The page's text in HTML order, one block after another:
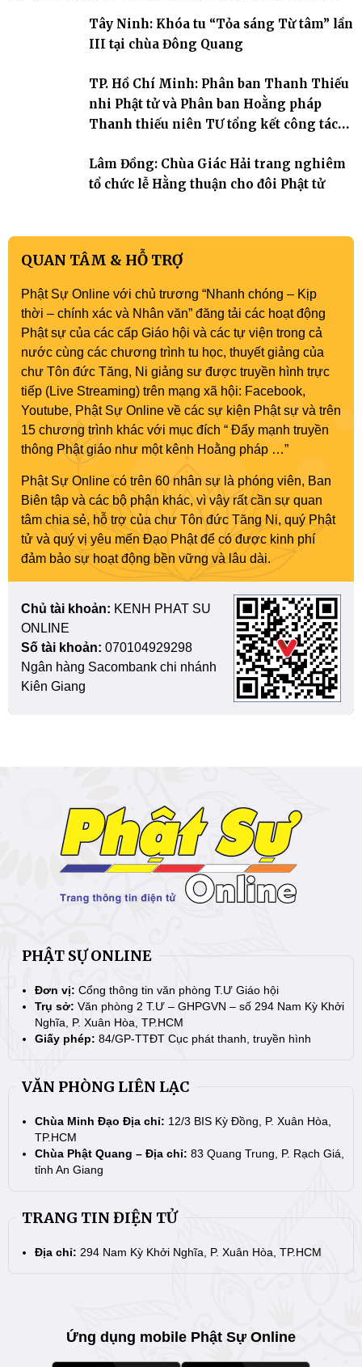
cho hơn 60 tu sinh.Tây Ninh: Khóa tu “Tỏa sáng Từ tâm” lần
III tại chùa Đông Quang
TP. Hồ Chí Minh: Phân ban Thanh Thiếu
nhi Phật tử và Phân ban Hoằng pháp
Thanh thiếu niên TƯ tổng kết công tác
Lâm Đồng: Chùa Giác Hải trang nghiêm
tổ chức lễ Hằng thuận cho đôi Phật tử
QUAN TÂM & HỖ TRỢ
Phật Sự Online với chủ trương “Nhanh chóng – Kịp
thời – chính xác và Nhân văn” đăng tải các hoạt động
Phật sự của các cấp Giáo hội và các tự viện trong cả
nước cùng các chương trình tu học, thuyết giảng của
chư Tôn đức Tăng, Ni giảng sư được truyền hình trực
tiếp (Live Streaming) trên mạng xã hội: Facebook,
Youtube, Phật Sự Online về các sự kiện Phật sự và trên
15 chương trình khác với mục đích “ Đẩy mạnh truyền
thông Phật giáo như một kênh Hoằng pháp …”
Phật Sự Online có trên 60 nhân sự là phóng viên, Ban
Biên tập và các bộ phận khác, vì vậy rất cần sự quan
tâm chia sẻ, hỗ trợ của chư Tôn đức Tăng Ni, quý Phật
tử và quý vị yêu mến Đạo Phật để có được kinh phí
đảm bảo sự hoạt động bền vững và lâu dài.
Chủ tài khoản: KENH PHAT SU
ONLINE
Số tài khoản: 070104929298
Ngân hàng Sacombank chi nhánh
Kiên Giang
PHẬT SỰ ONLINE
Đơn vị: Cổng thông tin văn phòng T.Ư Giáo hội
Trụ sở: Văn phòng 2 T.Ư – GHPGVN – số 294 Nam Kỳ Khởi
Nghĩa, P. Xuân Hòa, TP.HCM
Giấy phép: 84/GP-TTĐT Cục phát thanh, truyền hình
VĂN PHÒNG LIÊN LẠC
Chùa Minh Đạo Địa chỉ: 12/3 BIS Kỳ Đồng, P. Xuân Hòa,
TP.HCM
Chùa Phật Quang – Địa chỉ: 83 Quang Trung, P. Rạch Giá,
tỉnh An Giang
TRANG TIN ĐIỆN TỬ
Địa chỉ: 294 Nam Kỳ Khởi Nghĩa, P. Xuân Hòa, TP.HCM
Ứng dụng mobile Phật Sự Online